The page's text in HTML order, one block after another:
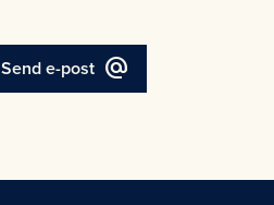
Send e-post alternate_email